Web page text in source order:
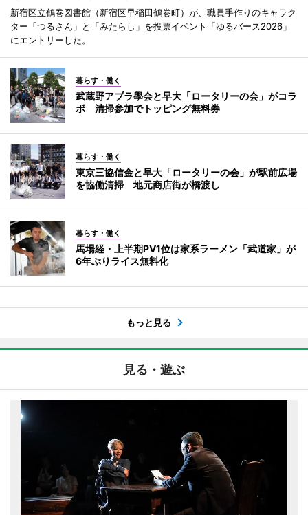
新宿区立鶴巻図書館（新宿区早稲田鶴巻町）が、職員手作りのキャラク
ター「つるさん」と「みたらし」を投票イベント「ゆるバース2026」
にエントリーした。
暮らす・働く
武蔵野アブラ學会と早大「ロータリーの会」がコラ
ボ 清掃参加でトッピング無料券
暮らす・働く
東京三協信金と早大「ロータリーの会」が駅前広場
を協働清掃 地元商店街が橋渡し
暮らす・働く
馬場経・上半期PV1位は家系ラーメン「武道家」が
6年ぶりライス無料化
もっと見る
見る・遊ぶ